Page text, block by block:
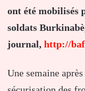
ont été mobilisés
soldats
journal, http://
Une semaine